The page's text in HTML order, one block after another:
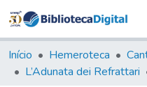
&
Início Hemeroteca
L’Adunata dei Refrattari